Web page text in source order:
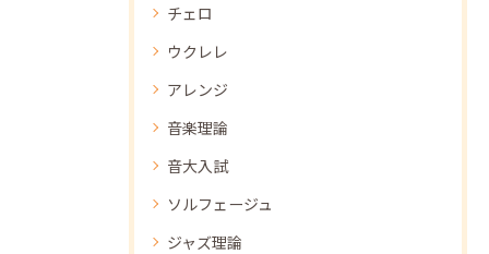
チェロ
ウクレレ
アレンジ
音楽理論
音大入試
ソルフェージュ
ジャズ理論